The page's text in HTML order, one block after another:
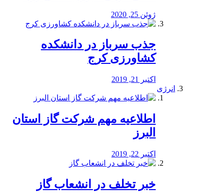
ژوئن 25, 2020
جذب سرباز در دانشکده
کشاورزی کرج
اکتبر 21, 2019
انرژی
️اطلاعیه مهم شرکت گاز استان
البرز
اکتبر 22, 2019
خبر تخلف در انشعاب گاز